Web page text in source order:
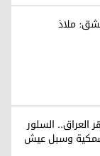
ملاذ
السلور
وسبل عيش